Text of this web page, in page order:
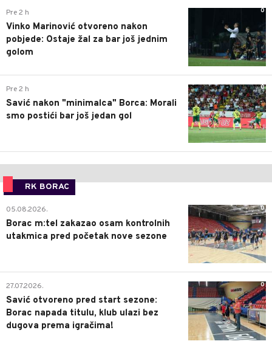
0
Pre 2 h
Vinko Marinović otvoreno nakon
pobjede: Ostaje žal za bar još jednim
golom
0
Pre 2 h
Savić nakon "minimalca" Borca: Morali
smo postići bar još jedan gol
RK BORAC
0
05.08.2026.
Borac m:tel zakazao osam kontrolnih
utakmica pred početak nove sezone
0
27.07.2026.
Savić otvoreno pred start sezone:
Borac napada titulu, klub ulazi bez
dugova prema igračima!